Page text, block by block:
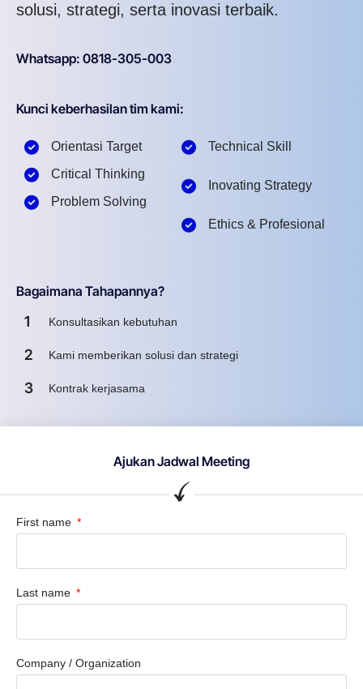
solusi, strategi, serta inovasi terbaik.
Whatsapp: 0818-305-003
Kunci keberhasilan tim kami:
Orientasi Target
Critical Thinking
Problem Solving
Technical Skill
Inovating Strategy
Ethics & Profesional
Bagaimana Tahapannya?
1 Konsultasikan kebutuhan
2 Kami memberikan solusi dan strategi
3 Kontrak kerjasama
Ajukan Jadwal Meeting
First name
Last name
Company / Organization